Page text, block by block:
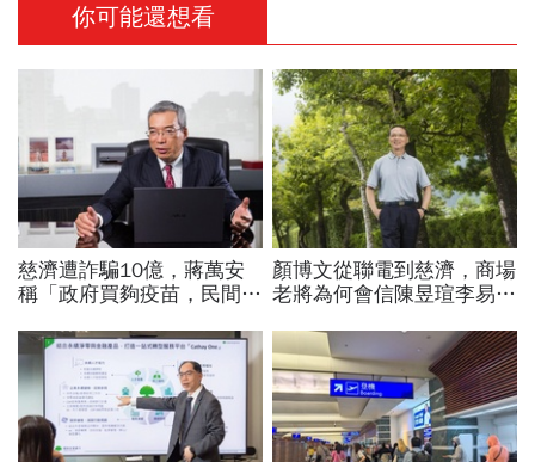
你可能還想看
慈濟遭詐騙10億，蔣萬安
稱「政府買夠疫苗，民間就
話說得不夠公道
顏博文從聯電到慈濟，商場
老將為何會信陳昱瑄李易
聲：將捍衛信眾捐款、蔡英
文也說話